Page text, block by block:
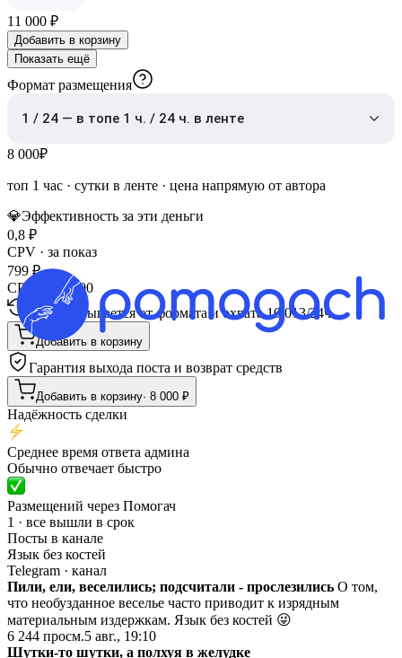
11 000 ₽
Добавить в корзину
Показать ещё
Формат размещения
1 / 24 — в топе 1 ч. / 24 ч. в ленте
8 000₽
топ 1 час · сутки в ленте · цена напрямую от автора
💎Эффективность за эти деньги
0,8 ₽
CPV · за показ
799 ₽
CPM · за 1000
Пересчитывается от формата и охвата10 013/24ч
Добавить в корзину
Гарантия выхода поста и возврат средств
Добавить в корзину· 8 000 ₽
Надёжность сделки
Среднее время ответа админа
Обычно отвечает быстро
Размещений через Помогач
1 · все вышли в срок
Посты в канале
Язык без костей
Telegram · канал
Пили, ели, веселились; подсчитали - прослезились О том,
что необузданное веселье часто приводит к изрядным
материальным издержкам. Язык без костей 😜
6 244 просм.5 авг., 19:10
Шутки-то шутки, а полхуя в желудке